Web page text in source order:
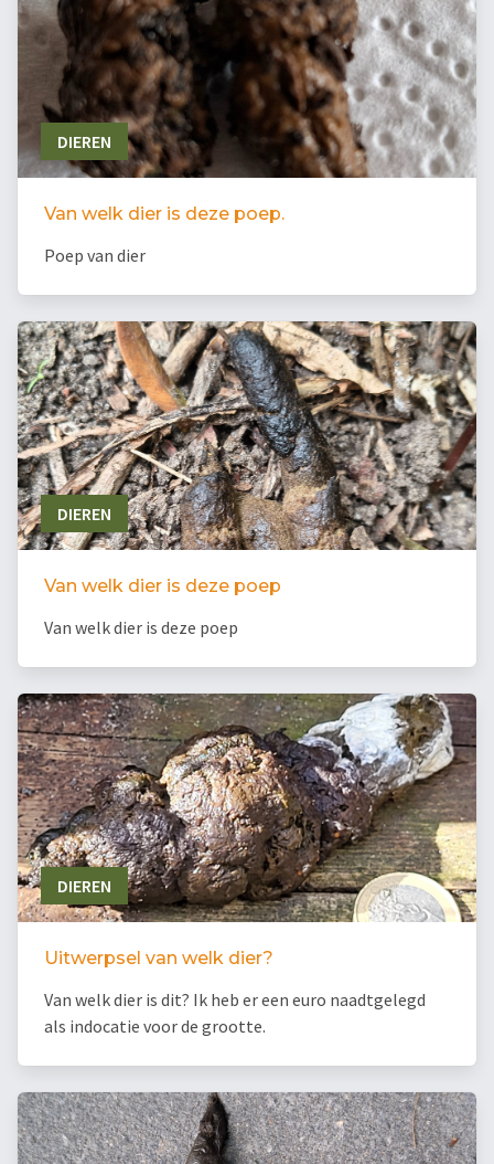
DIEREN
Van welk dier is deze poep.
Poep van dier
DIEREN
Van welk dier is deze poep
Van welk dier is deze poep
DIEREN
Uitwerpsel van welk dier?
Van welk dier is dit? Ik heb er een euro naadtgelegd
als indocatie voor de grootte.